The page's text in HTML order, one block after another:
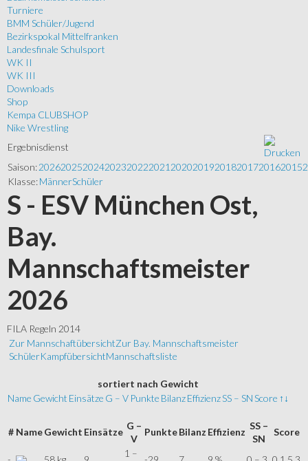
Turniere
BMM Schüler/Jugend
Bezirkspokal Mittelfranken
Landesfinale Schulsport
WK II
WK III
Downloads
Shop
Kempa CLUBSHOP
Nike Wrestling
Ergebnisdienst
Saison:202620252024202320222021 202020192018201720162015
Klasse:MännerSchüler
S - ESV München Ost,
Bay.
Mannschaftsmeister
2026
FILA Regeln 2014
Zur MannschaftübersichtZur Bay. Mannschaftsmeister
SchülerKampfübersichtMannschaftsliste
sortiert nach Gewicht
Name Gewicht Einsätze G – V Punkte BilanzEffizienzSS – SNScore ↑↓
# NameGewicht Einsätze
G –
V
PunkteBilanz Effizienz
SS –
SN
Score
1 –